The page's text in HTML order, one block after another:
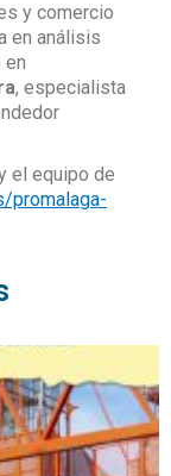
y comercio
en análisis
en
, especialista
el equipo de
promalaga-